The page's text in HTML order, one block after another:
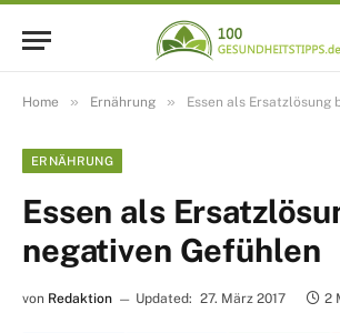
Home » Ernährung » Essen als Ersatzlösung
ERNÄHRUNG
Essen als
negativen Gefühlen
von Redaktion Updated: 27. März 2017 2